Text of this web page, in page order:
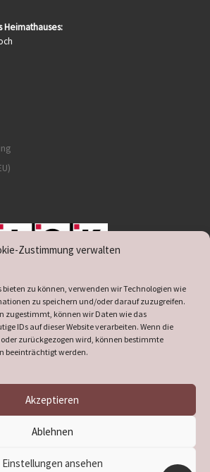
Zustimmung verwalten
bieten zu können, verwenden wir Technologien wie
zu speichern und/oder darauf zuzugreifen.
zugestimmt, können wir Daten wie das
IDs auf dieser Website verarbeiten. Wenn die
zurückgezogen wird, können bestimmte
beeinträchtigt werden.
Akzeptieren
Ablehnen
Einstellungen ansehen
Heimathauses:
supported by DÖ
Verl– Alle Rechte vorbehalten